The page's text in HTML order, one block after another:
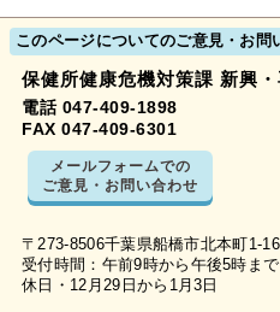
このページについてのご意見・お問
保健所健康危機対策課 新興
電話 047-409-1898
FAX 047-409-6301
メールフォームでの
ご意見・お問い合わせ
〒273-8506千葉県船橋市北本町1-
受付時間：午前9時から午後5時ま
休日・12月29日から1月3日